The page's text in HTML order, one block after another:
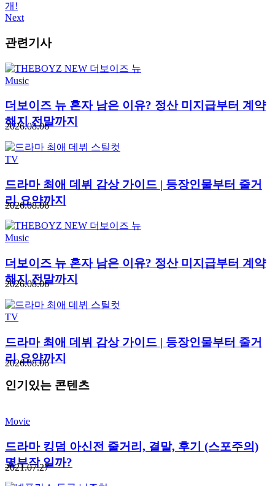
개!
Next
관련기사
Music
더보이즈 뉴 혼자 남은 이유? 정산 미지급부터 계약
해지 전말까지
2026.08.06
TV
드라마 최애 데뷔 감상 가이드 | 등장인물부터 줄거
리 요약까지
2026.08.06
Music
더보이즈 뉴 혼자 남은 이유? 정산 미지급부터 계약
해지 전말까지
2026.08.06
TV
드라마 최애 데뷔 감상 가이드 | 등장인물부터 줄거
리 요약까지
2026.08.06
인기있는 콘텐츠
Movie
드라마 킹덤 아신전 줄거리, 결말, 후기 (스포주의)
몇부작 일까?
2021.07.27